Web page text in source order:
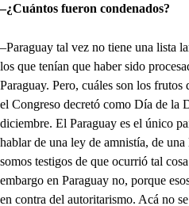
–¿Cuántos fueron condenados?
–Paraguay tal vez no tiene una lista
los que tenían que haber sido
Paraguay. Pero, cuáles son los
el Congreso decretó como Día de la
diciembre. El Paraguay es el único
hablar de una ley de amnistía, de
somos testigos de que ocurrió tal
embargo en Paraguay no, porque
en contra del autoritarismo. Acá no